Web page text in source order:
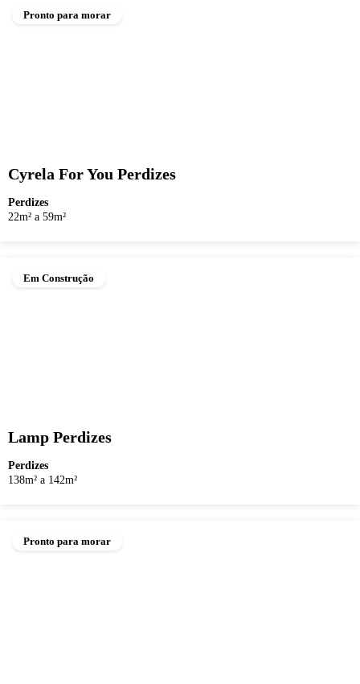
Pronto para morar
Cyrela For You Perdizes
Perdizes
22m² a 59m²
Em Construção
Lamp Perdizes
Perdizes
138m² a 142m²
Pronto para morar